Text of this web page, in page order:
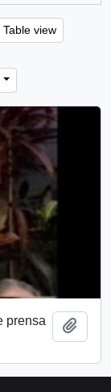
Table view
prensa